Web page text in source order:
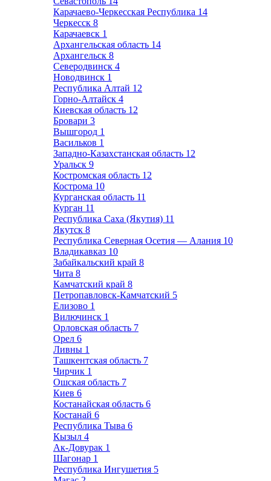
Карачаево-Черкесская Республика 14
Черкесск 8
Карачаевск 1
Архангельская область 14
Архангельск 8
Северодвинск 4
Новодвинск 1
Республика Алтай 12
Горно-Алтайск 4
Киевская область 12
Бровари 3
Вышгород 1
Васильков 1
Западно-Казахстанская область 12
Уральск 9
Костромская область 12
Кострома 10
Курганская область 11
Курган 11
Республика Саха (Якутия) 11
Якутск 8
Республика Северная Осетия — Алания 10
Владикавказ 10
Забайкальский край 8
Чита 8
Камчатский край 8
Петропавловск-Камчатский 5
Елизово 1
Вилючинск 1
Орловская область 7
Орел 6
Ливны 1
Ташкентская область 7
Чирчик 1
Ошская область 7
Киев 6
Костанайская область 6
Костанай 6
Республика Тыва 6
Кызыл 4
Ак-Довурак 1
Шагонар 1
Республика Ингушетия 5